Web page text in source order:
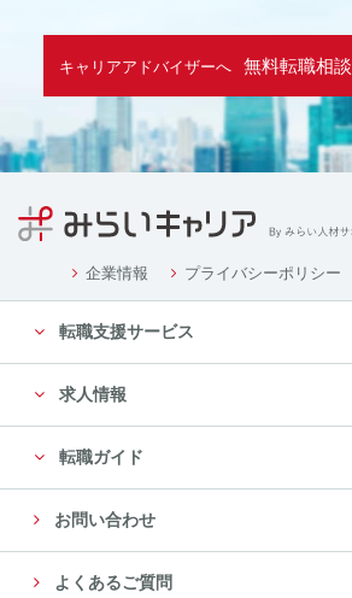
キャリアアドバイザーへ 無料転職相談
企業情報 プライバシーポリシー
転職支援サービス
求人情報
転職ガイド
お問い合わせ
よくあるご質問